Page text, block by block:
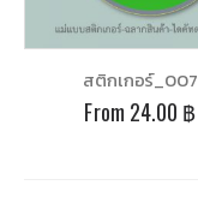
สติกเกอร์_007
From 24.00 ฿